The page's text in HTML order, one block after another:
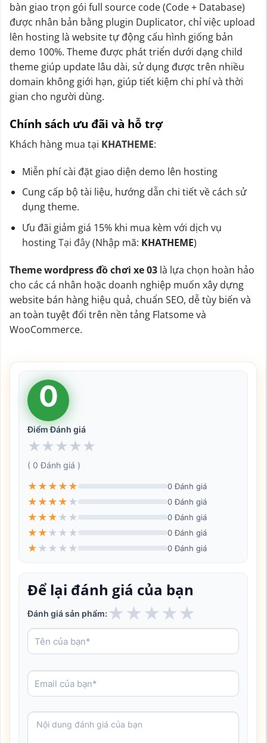
bàn giao trọn gói full source code (Code + Database)
được nhân bản bằng plugin Duplicator, chỉ việc upload
lên hosting là website tự động cấu hình giống bản
demo 100%. Theme được phát triển dưới dạng child
theme giúp update lâu dài, sử dụng được trên nhiều
domain không giới hạn, giúp tiết kiệm chi phí và thời
gian cho người dùng.
Chính sách ưu đãi và hỗ trợ
Khách hàng mua tại KHATHEME:
Miễn phí cài đặt giao diện demo lên hosting
Cung cấp bộ tài liệu, hướng dẫn chi tiết về cách sử
dụng theme.
Ưu đãi giảm giá 15% khi mua kèm với dịch vụ
hostingTại đây(Nhập mã: KHATHEME)
Theme wordpress đồ chơi xe 03 là lựa chọn hoàn hảo
cho các cá nhân hoặc doanh nghiệp muốn xây dựng
website bán hàng hiệu quả, chuẩn SEO, dễ tùy biến và
an toàn tuyệt đối trên nền tảng Flatsome và
WooCommerce.
0
Điểm Đánh giá
★ ★ ★ ★ ★
( 0 Đánh giá )
★ ★ ★ ★ ★ 0 Đánh giá
★ ★ ★ ★ ★ 0 Đánh giá
★ ★ ★ ★ ★ 0 Đánh giá
★ ★ ★ ★ ★ 0 Đánh giá
★ ★ ★ ★ ★ 0 Đánh giá
Để lại đánh giá của bạn
Đánh giá sản phẩm: ★ ★ ★ ★★